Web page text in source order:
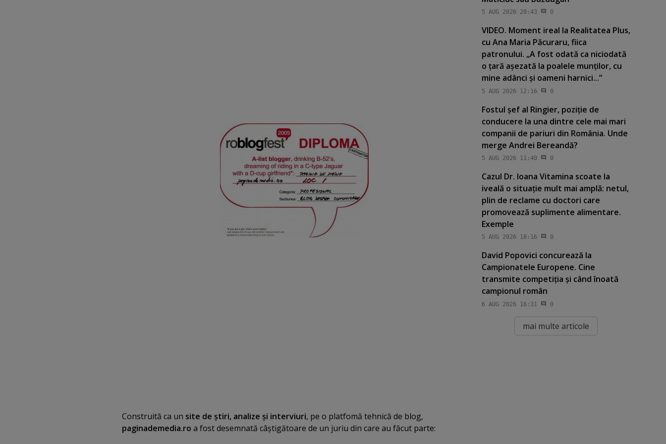
Construită ca un site de ştiri, analize şi interviuri, pe o platfomă tehnică de blog,
paginademedia.ro a fost desemnată câştigătoare de un juriu din care au făcut parte:
5 AUG 2026 20:43 0
VIDEO. Moment ireal la Realitatea Plus,
cu Ana Maria Păcuraru, fiica
patronului. „A fost odată ca niciodată
o ţară aşezată la poalele munţilor, cu
mine adânci şi oameni harnici...”
5 AUG 2026 12:16 0
Fostul şef al Ringier, poziţie de
conducere la una dintre cele mai mari
companii de pariuri din România. Unde
merge Andrei Bereandă?
5 AUG 2026 11:40 0
Cazul Dr. Ioana Vitamina scoate la
iveală o situaţie mult mai amplă: netul,
plin de reclame cu doctori care
promovează suplimente alimentare.
Exemple
5 AUG 2026 18:16 0
David Popovici concurează la
Campionatele Europene. Cine
transmite competiţia şi când înoată
campionul român
6 AUG 2026 16:31 0
mai multe articole